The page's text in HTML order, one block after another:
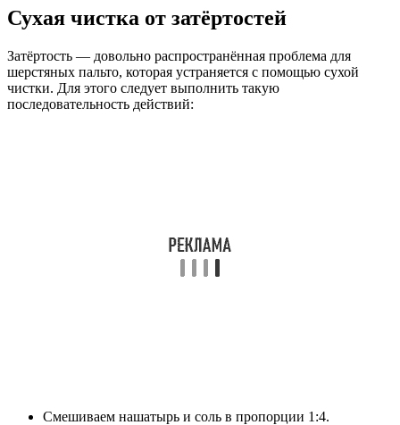
Сухая чистка от затёртостей
Затёртость — довольно распространённая проблема для
шерстяных пальто, которая устраняется с помощью сухой
чистки. Для этого следует выполнить такую
последовательность действий:
Смешиваем нашатырь и соль в пропорции 1:4.